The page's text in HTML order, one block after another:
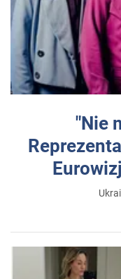
"Nie